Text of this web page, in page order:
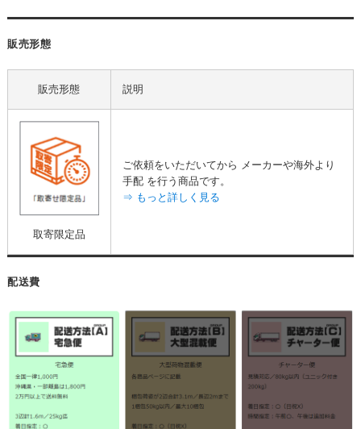
販売形態
販売形態 説明
取寄限定品
ご依頼をいただいてから メーカーや海外より
手配 を行う商品です。
⇒ もっと詳しく見る
配送費